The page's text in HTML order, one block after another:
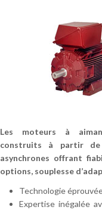
Les moteurs à
construits à partir de
asynchrones offrant
options, souplesse
Technologie
Expertise inégalée